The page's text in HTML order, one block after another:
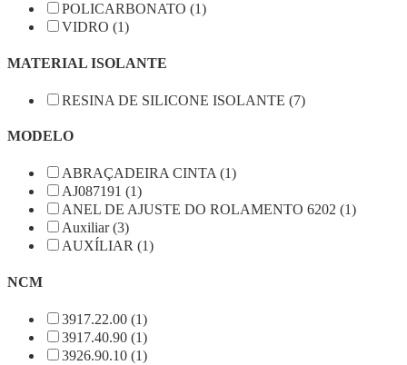
POLICARBONATO (1)
VIDRO (1)
MATERIAL ISOLANTE
RESINA DE SILICONE ISOLANTE (7)
MODELO
ABRAÇADEIRA CINTA (1)
AJ087191 (1)
ANEL DE AJUSTE DO ROLAMENTO 6202 (1)
Auxiliar (3)
AUXÍLIAR (1)
NCM
3917.22.00 (1)
3917.40.90 (1)
3926.90.10 (1)